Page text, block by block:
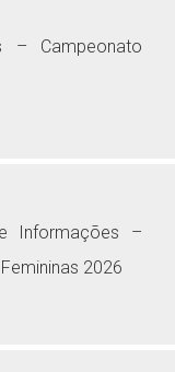
– Campeonato
Informações –
2026